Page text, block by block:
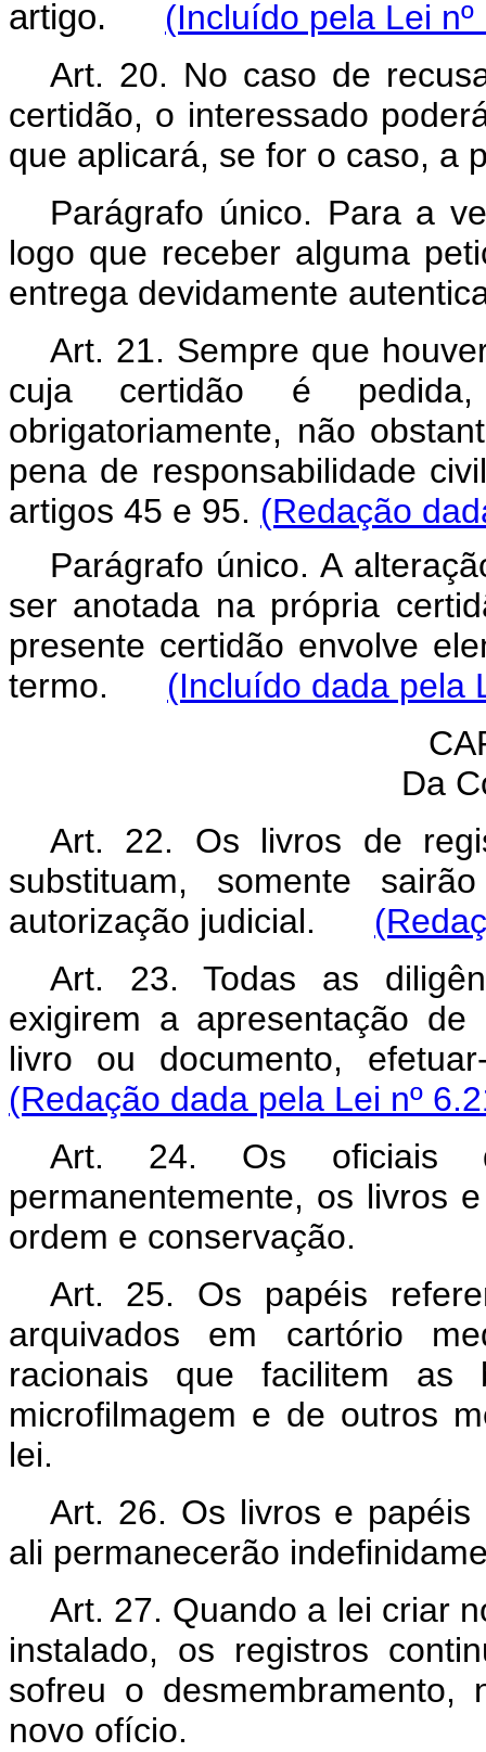
artigo. (Incluído pela Lei
Art. 20. No caso de
certidão, o interessado
que aplicará, se for o caso, a
Parágrafo único. Para a
logo que receber alguma
entrega devidamente
Art. 21. Sempre que
cuja certidão é
obrigatoriamente, não
pena de responsabilidade
artigos 45 e 95. (Redação
Parágrafo único. A
ser anotada na própria
presente certidão envolve
termo. (Incluído dada pela
Da
Art. 22. Os livros de
substituam, somente
autorização judicial.
Art. 23. Todas as
exigirem a apresentação
livro ou documento,
(Redação dada pela Lei nº
Art. 24. Os oficiais
permanentemente, os livros
ordem e conservação.
Art. 25. Os papéis
arquivados em cartório
racionais que facilitem as
microfilmagem e de outros
lei.
Art. 26. Os livros e papéis
ali permanecerão
Art. 27. Quando a lei criar
instalado, os registros
sofreu o desmembramento,
novo ofício.